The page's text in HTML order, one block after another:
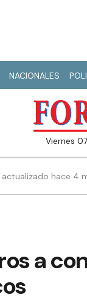
NACIONALES
viernes
actualizado hace 4
a